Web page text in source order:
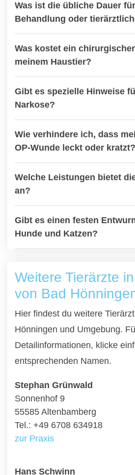
Was ist die übliche Dauer
Behandlung oder
Was kostet ein
meinem Haustier?
Gibt es spezielle Hinweise
Narkose?
Wie verhindere ich, dass
OP-Wunde leckt oder kratzt?
Welche Leistungen bietet
an?
Gibt es einen festen
Hunde und Katzen?
Weitere Tierärzte
von Bad
Hier findest du weitere
Hönningen und Umgebung.
Detailinformationen, klicke
entsprechenden Namen.
Stephan Grünwald
Sonnenhof 9
55585 Altenbamberg
Tel.: +49 6708 634918
zur Praxis
Hans Schwinn